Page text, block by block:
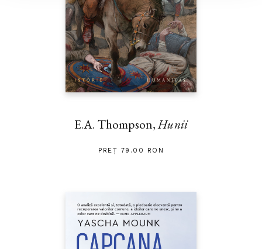
E.A. Thompson,Hunii
PREȚ 79.00 RON